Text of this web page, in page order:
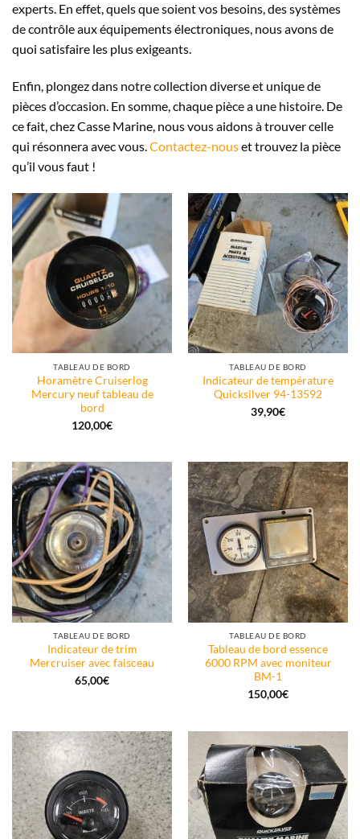
experts. En effet, quels que soient vos besoins, des systèmes
de contrôle aux équipements électroniques, nous avons de
quoi satisfaire les plus exigeants.
Enfin, plongez dans notre collection diverse et unique de
pièces d’occasion. En somme, chaque pièce a une histoire. De
ce fait, chez Casse Marine, nous vous aidons à trouver celle
qui résonnera avec vous.Contactez-nouset trouvez la pièce
qu’il vous faut !
TABLEAU DE BORD
Horamètre Cruiserlog
Mercury neuf tableau de
bord
120,00€
TABLEAU DE BORD
Indicateur de température
Quicksilver 94-13592
39,90€
TABLEAU DE BORD
Indicateur de trim
Mercruiser avec faisceau
65,00€
TABLEAU DE BORD
Tableau de bord essence
6000 RPM avec moniteur
BM-1
150,00€